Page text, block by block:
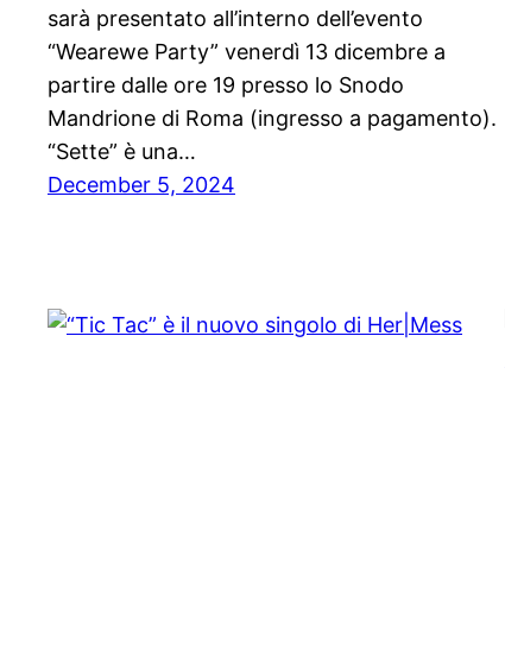
sarà presentato all’interno dell’evento
“Wearewe Party” venerdì 13 dicembre a
partire dalle ore 19 presso lo Snodo
Mandrione di Roma (ingresso a pagamento).
“Sette” è una…
December 5, 2024